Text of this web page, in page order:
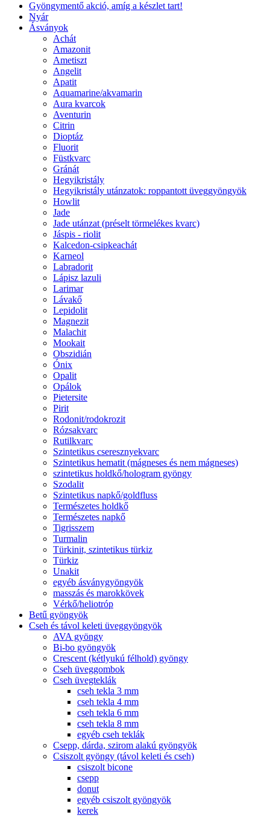
Gyöngymentő akció, amíg a készlet tart!
Nyár
Ásványok
Achát
Amazonit
Ametiszt
Angelit
Apatit
Aquamarine/akvamarin
Aura kvarcok
Aventurin
Citrin
Dioptáz
Fluorit
Füstkvarc
Gránát
Hegyikristály
Hegyikristály utánzatok: roppantott üveggyöngyök
Howlit
Jade
Jade utánzat (préselt törmelékes kvarc)
Jáspis - riolit
Kalcedon-csipkeachát
Karneol
Labradorit
Lápisz lazuli
Larimar
Lávakő
Lepidolit
Magnezit
Malachit
Mookait
Obszidián
Ónix
Opalit
Opálok
Pietersite
Pirit
Rodonit/rodokrozit
Rózsakvarc
Rutilkvarc
Szintetikus cseresznyekvarc
Szintetikus hematit (mágneses és nem mágneses)
szintetikus holdkő/hologram gyöngy
Szodalit
Szintetikus napkő/goldfluss
Természetes holdkő
Természetes napkő
Tigrisszem
Turmalin
Türkinit, szintetikus türkiz
Türkiz
Unakit
egyéb ásványgyöngyök
masszás és marokkövek
Vérkő/heliotróp
Betű gyöngyök
Cseh és távol keleti üveggyöngyök
AVA gyöngy
Bi-bo gyöngyök
Crescent (kétlyukú félhold) gyöngy
Cseh üveggombok
Cseh üvegteklák
cseh tekla 3 mm
cseh tekla 4 mm
cseh tekla 6 mm
cseh tekla 8 mm
egyéb cseh teklák
Csepp, dárda, szirom alakú gyöngyök
Csiszolt gyöngy (távol keleti és cseh)
csiszolt bicone
csepp
donut
egyéb csiszolt gyöngyök
kerek